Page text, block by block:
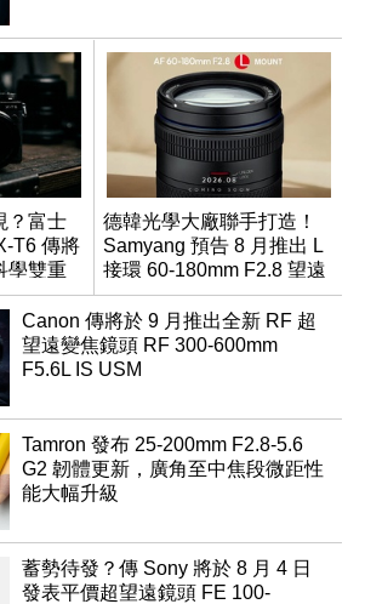
？富士
T6 傳將
學雙重
德韓光學大廠聯手打造！
Samyang 預告 8 月推出 L
接環 60-180mm F2.8 望遠
變焦鏡
Canon 傳將於 9 月推出全新 RF 超
望遠變焦鏡頭 RF 300-600mm
F5.6L IS USM
Tamron 發布 25-200mm F2.8-5.6
G2 韌體更新，廣角至中焦段微距性
能大幅升級
蓄勢待發？傳 Sony 將於 8 月 4 日
發表平價超望遠鏡頭 FE 100-